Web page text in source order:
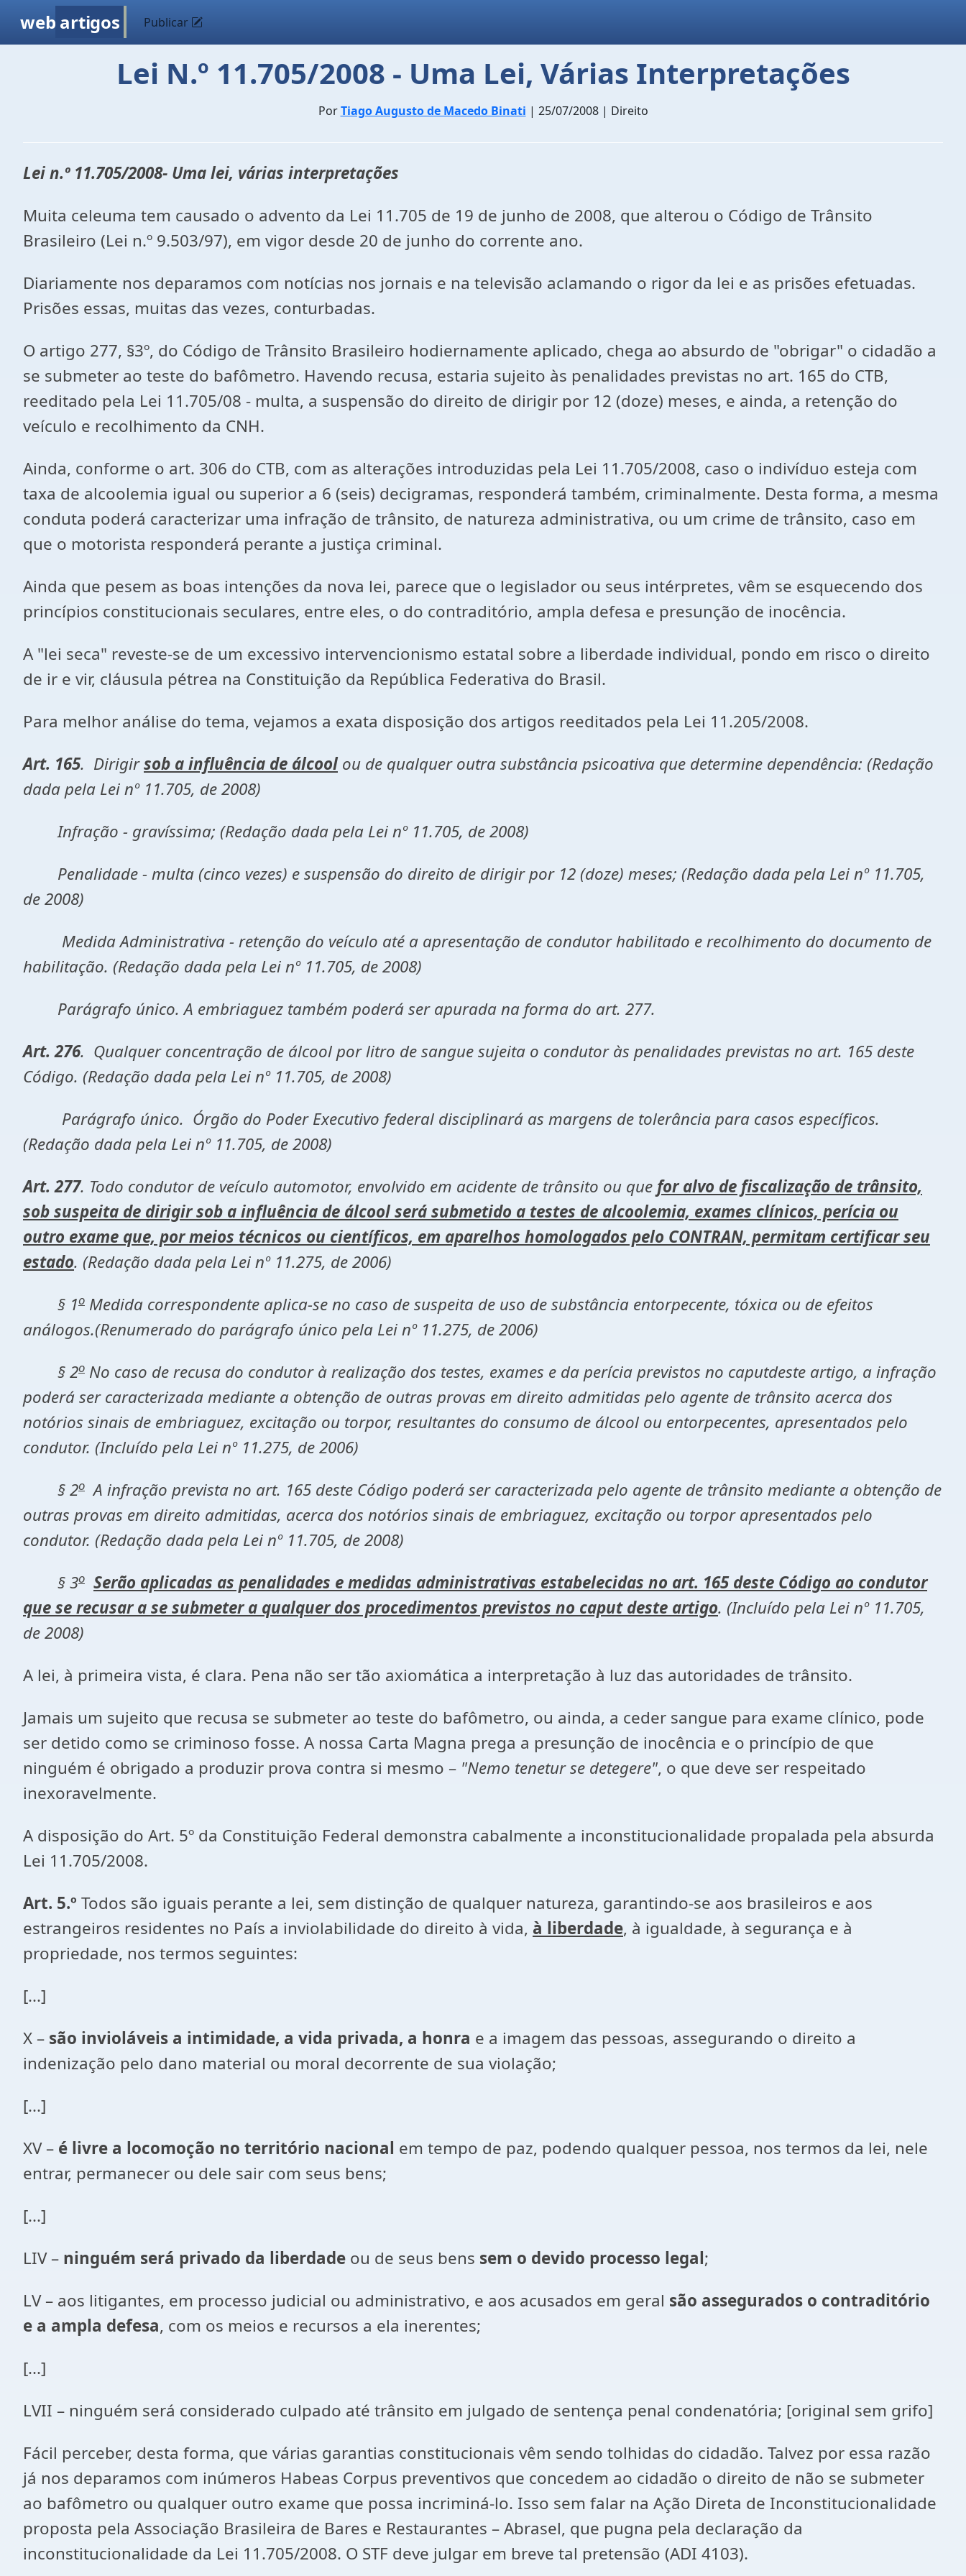
web artigos Publicar
Lei N.º 11.705/2008 - Uma Lei, Várias Interpretações
PorTiago Augusto de Macedo Binati | 25/07/2008 | Direito
Lei n.º 11.705/2008- Uma lei, várias interpretações
Muita celeuma tem causado o advento da Lei 11.705 de 19 de junho de 2008, que alterou o Código de Trânsito
Brasileiro (Lei n.º 9.503/97), em vigor desde 20 de junho do corrente ano.
Diariamente nos deparamos com notícias nos jornais e na televisão aclamando o rigor da lei e as prisões efetuadas.
Prisões essas, muitas das vezes, conturbadas.
O artigo 277, §3º, do Código de Trânsito Brasileiro hodiernamente aplicado, chega ao absurdo de "obrigar" o cidadão a
se submeter ao teste do bafômetro. Havendo recusa, estaria sujeito às penalidades previstas no art. 165 do CTB,
reeditado pela Lei 11.705/08 - multa, a suspensão do direito de dirigir por 12 (doze) meses, e ainda, a retenção do
veículo e recolhimento da CNH.
Ainda, conforme o art. 306 do CTB, com as alterações introduzidas pela Lei 11.705/2008, caso o indivíduo esteja com
taxa de alcoolemia igual ou superior a 6 (seis) decigramas, responderá também, criminalmente. Desta forma, a mesma
conduta poderá caracterizar uma infração de trânsito, de natureza administrativa, ou um crime de trânsito, caso em
que o motorista responderá perante a justiça criminal.
Ainda que pesem as boas intenções da nova lei, parece que o legislador ou seus intérpretes, vêm se esquecendo dos
princípios constitucionais seculares, entre eles, o do contraditório, ampla defesa e presunção de inocência.
A "lei seca" reveste-se de um excessivo intervencionismo estatal sobre a liberdade individual, pondo em risco o direito
de ir e vir, cláusula pétrea na Constituição da República Federativa do Brasil.
Para melhor análise do tema, vejamos a exata disposição dos artigos reeditados pela Lei 11.205/2008.
Art. 165. Dirigirsob a influência de álcoolou de qualquer outra substância psicoativa que determine dependência: (Redação
dada pela Lei nº 11.705, de 2008)
Infração - gravíssima; (Redação dada pela Lei nº 11.705, de 2008)
Penalidade - multa (cinco vezes) e suspensão do direito de dirigir por 12 (doze) meses; (Redação dada pela Lei nº 11.705,
de 2008)
Medida Administrativa - retenção do veículo até a apresentação de condutor habilitado e recolhimento do documento de
habilitação. (Redação dada pela Lei nº 11.705, de 2008)
Parágrafo único. A embriaguez também poderá ser apurada na forma do art. 277.
Art. 276. Qualquer concentração de álcool por litro de sangue sujeita o condutor às penalidades previstas no art. 165 deste
Código. (Redação dada pela Lei nº 11.705, de 2008)
Parágrafo único. Órgão do Poder Executivo federal disciplinará as margens de tolerância para casos específicos.
(Redação dada pela Lei nº 11.705, de 2008)
Art. 277. Todo condutor de veículo automotor, envolvido em acidente de trânsito ou que for alvo de fiscalização de trânsito,
sob suspeita de dirigir sob a influência de álcool será submetido a testes de alcoolemia, exames clínicos, perícia ou
outro exame que, por meios técnicos ou científicos, em aparelhos homologados pelo CONTRAN, permitam certificar seu
estado. (Redação dada pela Lei nº 11.275, de 2006)
§ 1o Medida correspondente aplica-se no caso de suspeita de uso de substância entorpecente, tóxica ou de efeitos
análogos.(Renumerado do parágrafo único pela Lei nº 11.275, de 2006)
§ 2o No caso de recusa do condutor à realização dos testes, exames e da perícia previstos no caputdeste artigo, a infração
poderá ser caracterizada mediante a obtenção de outras provas em direito admitidas pelo agente de trânsito acerca dos
notórios sinais de embriaguez, excitação ou torpor, resultantes do consumo de álcool ou entorpecentes, apresentados pelo
condutor. (Incluído pela Lei nº 11.275, de 2006)
§ 2o A infração prevista no art. 165 deste Código poderá ser caracterizada pelo agente de trânsito mediante a obtenção de
outras provas em direito admitidas, acerca dos notórios sinais de embriaguez, excitação ou torpor apresentados pelo
condutor. (Redação dada pela Lei nº 11.705, de 2008)
§ 3o Serão aplicadas as penalidades e medidas administrativas estabelecidas no art. 165 deste Código ao condutor
que se recusar a se submeter a qualquer dos procedimentos previstos no caput deste artigo. (Incluído pela Lei nº 11.705,
de 2008)
A lei, à primeira vista, é clara. Pena não ser tão axiomática a interpretação à luz das autoridades de trânsito.
Jamais um sujeito que recusa se submeter ao teste do bafômetro, ou ainda, a ceder sangue para exame clínico, pode
ser detido como se criminoso fosse. A nossa Carta Magna prega a presunção de inocência e o princípio de que
ninguém é obrigado a produzir prova contra si mesmo – "Nemo tenetur se detegere", o que deve ser respeitado
inexoravelmente.
A disposição do Art. 5º da Constituição Federal demonstra cabalmente a inconstitucionalidade propalada pela absurda
Lei 11.705/2008.
Art. 5.º Todos são iguais perante a lei, sem distinção de qualquer natureza, garantindo-se aos brasileiros e aos
estrangeiros residentes no País a inviolabilidade do direito à vida, à liberdade, à igualdade, à segurança e à
propriedade, nos termos seguintes:
[...]
X – são invioláveis a intimidade, a vida privada, a honra e a imagem das pessoas, assegurando o direito a
indenização pelo dano material ou moral decorrente de sua violação;
[...]
XV – é livre a locomoção no território nacional em tempo de paz, podendo qualquer pessoa, nos termos da lei, nele
entrar, permanecer ou dele sair com seus bens;
[...]
LIV – ninguém será privado da liberdade ou de seus bens sem o devido processo legal;
LV – aos litigantes, em processo judicial ou administrativo, e aos acusados em geral são assegurados o contraditório
e a ampla defesa, com os meios e recursos a ela inerentes;
[...]
LVII – ninguém será considerado culpado até trânsito em julgado de sentença penal condenatória; [original sem grifo]
Fácil perceber, desta forma, que várias garantias constitucionais vêm sendo tolhidas do cidadão. Talvez por essa razão
já nos deparamos com inúmeros Habeas Corpus preventivos que concedem ao cidadão o direito de não se submeter
ao bafômetro ou qualquer outro exame que possa incriminá-lo. Isso sem falar na Ação Direta de Inconstitucionalidade
proposta pela Associação Brasileira de Bares e Restaurantes – Abrasel, que pugna pela declaração da
inconstitucionalidade da Lei 11.705/2008. O STF deve julgar em breve tal pretensão (ADI 4103).